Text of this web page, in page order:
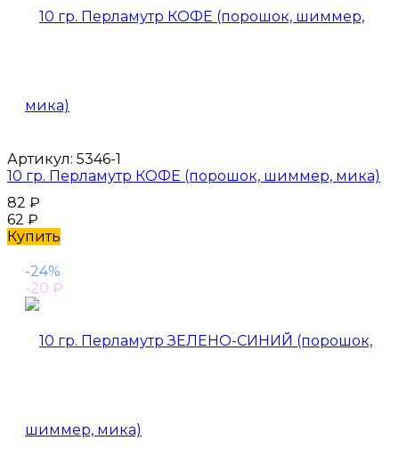
Артикул: 5346-1
10 гр. Перламутр КОФЕ (порошок, шиммер, мика)
82 ₽
62 ₽
Купить
-24%
-20 ₽